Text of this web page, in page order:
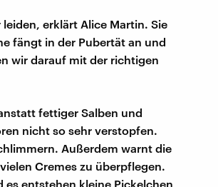
erklärt Alice Martin. Sie
fängt in der Pubertät an und
wir darauf mit der richtigen
fettiger Salben und
nicht so sehr verstopfen.
Außerdem warnt die
Cremes zu überpflegen.
entstehen kleine Pickelchen